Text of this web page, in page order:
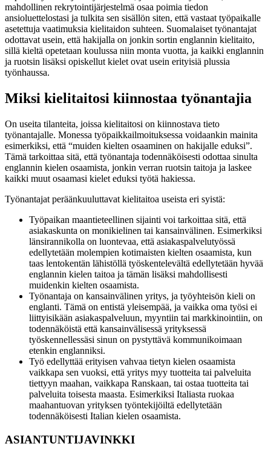
mahdollinen rekrytointijärjestelmä osaa poimia tiedon
ansioluettelostasi ja tulkita sen sisällön siten, että vastaat työpaikalle
asetettuja vaatimuksia kielitaidon suhteen. Suomalaiset työnantajat
odottavat usein, että hakijalla on jonkin sortin englannin kielitaito,
sillä kieltä opetetaan koulussa niin monta vuotta, ja kaikki englannin
ja ruotsin lisäksi opiskellut kielet ovat usein erityisiä plussia
työnhaussa.
Miksi kielitaitosi kiinnostaa työnantajia
On useita tilanteita, joissa kielitaitosi on kiinnostava tieto
työnantajalle. Monessa työpaikkailmoituksessa voidaankin mainita
esimerkiksi, että “muiden kielten osaaminen on hakijalle eduksi”.
Tämä tarkoittaa sitä, että työnantaja todennäköisesti odottaa sinulta
englannin kielen osaamista, jonkin verran ruotsin taitoja ja laskee
kaikki muut osaamasi kielet eduksi työtä hakiessa.
Työnantajat peräänkuuluttavat kielitaitoa useista eri syistä:
Työpaikan maantieteellinen sijainti voi tarkoittaa sitä, että
asiakaskunta on monikielinen tai kansainvälinen. Esimerkiksi
länsirannikolla on luontevaa, että asiakaspalvelutyössä
edellytetään molempien kotimaisten kielten osaamista, kun
taas lentokentän lähistöllä työskentelevältä edellytetään hyvää
englannin kielen taitoa ja tämän lisäksi mahdollisesti
muidenkin kielten osaamista.
Työnantaja on kansainvälinen yritys, ja työyhteisön kieli on
englanti. Tämä on entistä yleisempää, ja vaikka oma työsi ei
liittyisikään asiakaspalveluun, myyntiin tai markkinointiin, on
todennäköistä että kansainvälisessä yrityksessä
työskennellessäsi sinun on pystyttävä kommunikoimaan
etenkin englanniksi.
Työ edellyttää erityisen vahvaa tietyn kielen osaamista
vaikkapa sen vuoksi, että yritys myy tuotteita tai palveluita
tiettyyn maahan, vaikkapa Ranskaan, tai ostaa tuotteita tai
palveluita toisesta maasta. Esimerkiksi Italiasta ruokaa
maahantuovan yrityksen työntekijöiltä edellytetään
todennäköisesti Italian kielen osaamista.
ASIANTUNTIJAVINKKI